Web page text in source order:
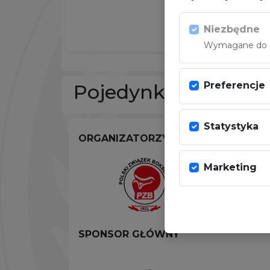
Pojedynki w sezonie
ORGANIZATORZY
SPONSOR GŁÓWNY
Niezbędne
Wymagane do
Preferencje
Statystyka
Marketing